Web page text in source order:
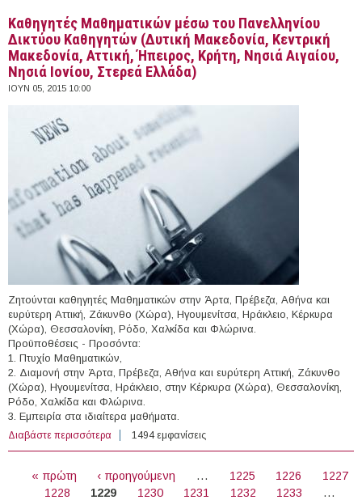
Καθηγητές Μαθηματικών μέσω του Πανελληνίου
Δικτύου Καθηγητών (Δυτική Μακεδονία, Κεντρική
Μακεδονία, Αττική, Ήπειρος, Κρήτη, Νησιά Αιγαίου,
Νησιά Ιονίου, Στερεά Ελλάδα)
ΙΟΥΝ 05, 2015 10:00
Ζητούνται καθηγητές Μαθηματικών στην Άρτα, Πρέβεζα, Αθήνα και
ευρύτερη Αττική, Ζάκυνθο (Χώρα), Ηγουμενίτσα, Ηράκλειο, Κέρκυρα
(Χώρα), Θεσσαλονίκη, Ρόδο, Χαλκίδα και Φλώρινα.
Προϋποθέσεις - Προσόντα:
1. Πτυχίο Μαθηματικών,
2. Διαμονή στην Άρτα, Πρέβεζα, Αθήνα και ευρύτερη Αττική, Ζάκυνθο
(Χώρα), Ηγουμενίτσα, Ηράκλειο, στην Κέρκυρα (Χώρα), Θεσσαλονίκη,
Ρόδο, Χαλκίδα και Φλώρινα.
3. Εμπειρία στα ιδιαίτερα μαθήματα.
Διαβάστε περισσότερα για Καθηγητές Μαθηματικών μέσω του Πανελληνίου
Δικτύου Καθηγητών (Δυτική Μακεδονία, Κεντρική
Νησιά Ιονίου, Στερεά Ελλάδα)
1494 εμφανίσεις
« πρώτη ‹ προηγούμενη … 1225 1226
1227
1228
1229 1230 1231 1232 1233
…